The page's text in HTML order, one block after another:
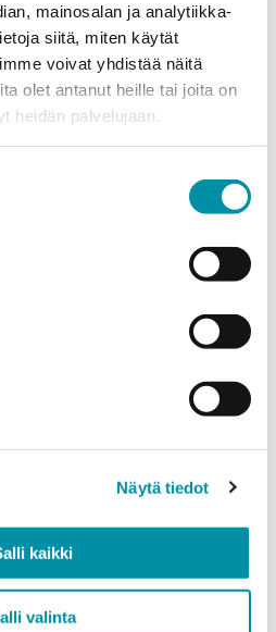
mainosalan ja analytiikka-
siitä, miten käytät
voivat yhdistää näitä
olet antanut heille tai joita on
heidän palvelujaan.
Näytä tiedot
kaikki
valinta
määrä metreinä. Huomioithan, että
minimipainon.